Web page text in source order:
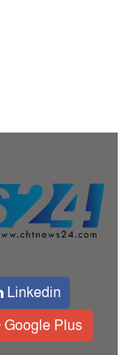
Linkedin
Google Plus